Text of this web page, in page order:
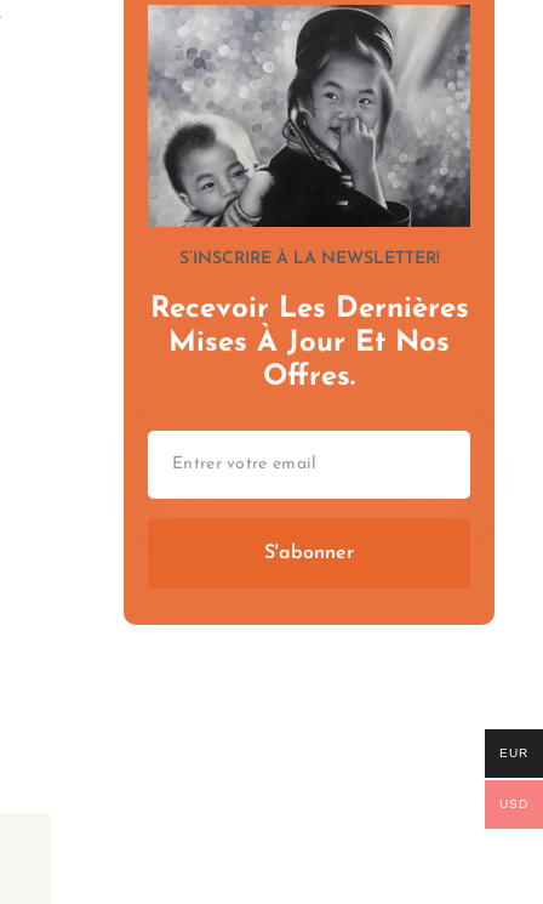
S’INSCRIRE À LA NEWSLETTER!
Recevoir Les Dernières
Mises À Jour Et Nos
Offres.
S'abonner
EUR
USD